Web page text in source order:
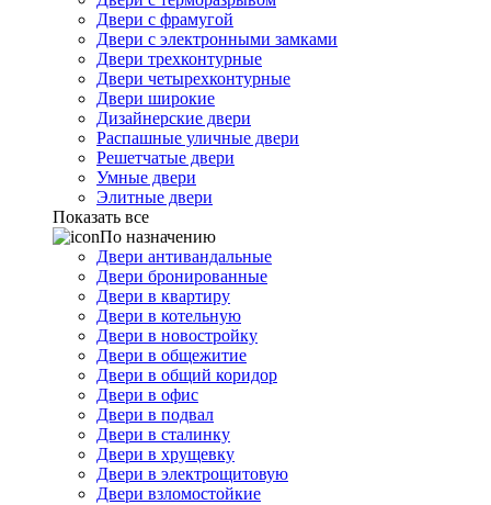
Двери с фрамугой
Двери с электронными замками
Двери трехконтурные
Двери четырехконтурные
Двери широкие
Дизайнерские двери
Распашные уличные двери
Решетчатые двери
Умные двери
Элитные двери
Показать все
По назначению
Двери антивандальные
Двери бронированные
Двери в квартиру
Двери в котельную
Двери в новостройку
Двери в общежитие
Двери в общий коридор
Двери в офис
Двери в подвал
Двери в сталинку
Двери в хрущевку
Двери в электрощитовую
Двери взломостойкие